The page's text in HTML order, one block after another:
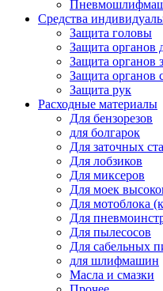
Средства
Защита головы
Защита органов
Защита органов
Защита органов
Защита рук
Расходные материалы
Для бензорезов
для болгарок
Для заточных
Для лобзиков
Для миксеров
Для моек
Для мотоблока
Для
Для пылесосов
Для сабельных
для шлифмашин
Масла и смазки